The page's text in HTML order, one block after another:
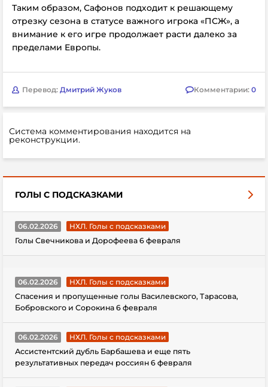
Таким образом, Сафонов подходит к решающему
отрезку сезона в статусе важного игрока «ПСЖ», а
внимание к его игре продолжает расти далеко за
пределами Европы.
Перевод: Дмитрий Жуков Комментарии: 0
Система комментирования находится на
реконструкции.
ГОЛЫ С ПОДСКАЗКАМИ
06.02.2026
НХЛ. Голы с подсказками
Голы Свечникова и Дорофеева 6 февраля
06.02.2026
НХЛ. Голы с подсказками
Спасения и пропущенные голы Василевского, Тарасова,
Бобровского и Сорокина 6 февраля
06.02.2026
НХЛ. Голы с подсказками
Ассистентский дубль Барбашева и еще пять
результативных передач россиян 6 февраля